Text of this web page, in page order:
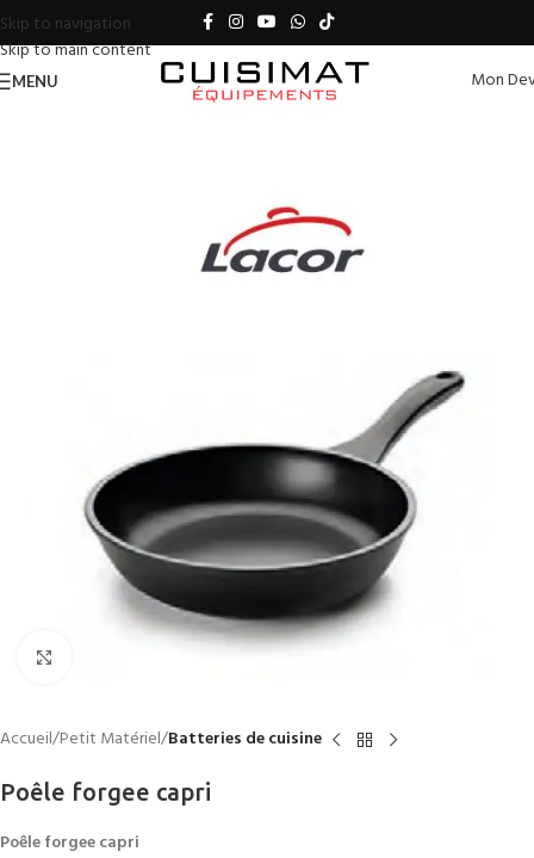
Skip to navigation
Skip to main content
MENU Mon
Accueil Petit Matériel Batteries de cuisine
Poêle forgee capri
Poêle forgee capri